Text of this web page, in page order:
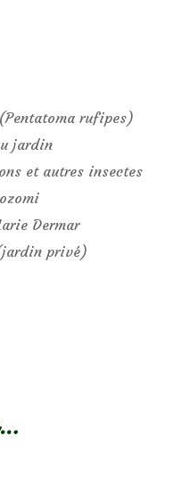
rufipes)
jardin
et autres insectes
Dermar
privé)